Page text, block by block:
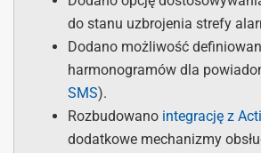
do stanu uzbrojenia strefy
Dodano możliwość
harmonogramów dla
SMS).
Rozbudowano integrację z
dodatkowe mechanizmy